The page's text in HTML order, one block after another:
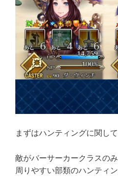
まずはハンティングに関し
敵がバーサーカークラスの
周りやすい部類のハンティン